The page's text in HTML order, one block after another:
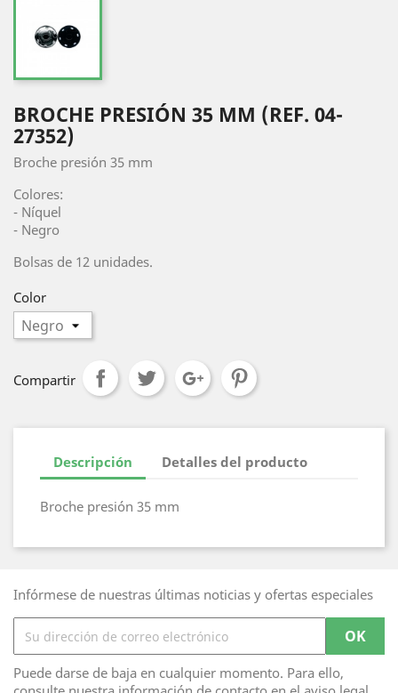
BROCHE PRESIÓN 35 MM (REF. 04-
27352)
Broche presión 35 mm
Colores:
- Níquel
- Negro
Bolsas de 12 unidades.
Color
Compartir
Descripción Detalles del producto
Broche presión 35 mm
Infórmese de nuestras últimas noticias y ofertas especiales
Puede darse de baja en cualquier momento. Para ello,